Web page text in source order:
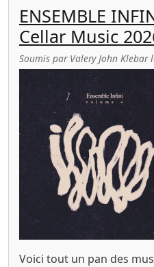
ENSEMBLE
Cellar Music
Soumis par Valery John Klebar
Voici tout un pan des